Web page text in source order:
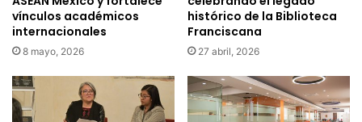
vínculos académicos
internacionales
8 mayo, 2026
histórico de la Biblioteca
Franciscana
27 abril, 2026